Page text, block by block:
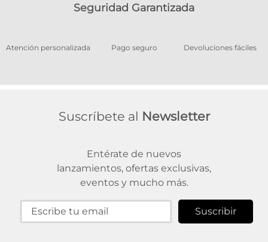
Seguridad Garantizada
Atención personalizada Pago seguro Devoluciones fáciles
Suscríbete al Newsletter
Entérate de nuevos
lanzamientos, ofertas exclusivas,
eventos y mucho más.
Suscribir